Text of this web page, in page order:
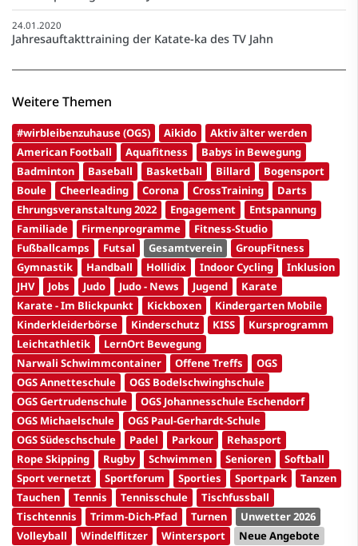
24.01.2020
Jahresauftakttraining der Katate-ka des TV Jahn
Weitere Themen
#wirbleibenzuhause (OGS) Aikido
Aktiv älter werden
American Football
Aquafitness
Babys in Bewegung
Badminton
Baseball Basketball Billard
Bogensport
Boule
Cheerleading Corona CrossTraining
Darts
Ehrungsveranstaltung 2022
Engagement
Entspannung
Familiade
Firmenprogramme
Fitness-Studio
Fußballcamps
Futsal Gesamtverein
GroupFitness
Gymnastik
Handball Hollidix Indoor Cycling
Inklusion
JHV
Jobs Judo Judo - News Jugend
Karate
Karate - Im Blickpunkt
Kickboxen
Kindergarten Mobile
Kinderkleiderbörse
Kinderschutz KISS
Kursprogramm
Leichtathletik
LernOrt Bewegung
Narwali Schwimmcontainer
Offene Treffs
OGS
OGS Annetteschule
OGS Bodelschwinghschule
OGS Gertrudenschule
OGS Johannesschule Eschendorf
OGS Michaelschule
OGS Paul-Gerhardt-Schule
OGS Südeschschule
Padel Parkour
Rehasport
Rope Skipping
Rugby Schwimmen Senioren
Softball
Sport vernetzt
Sportforum Sporties Sportpark
Tanzen
Tauchen
Tennis Tennisschule
Tischfussball
Tischtennis
Trimm-Dich-Pfad Turnen
Unwetter 2026
Volleyball
Windelflitzer Wintersport
Neue Angebote